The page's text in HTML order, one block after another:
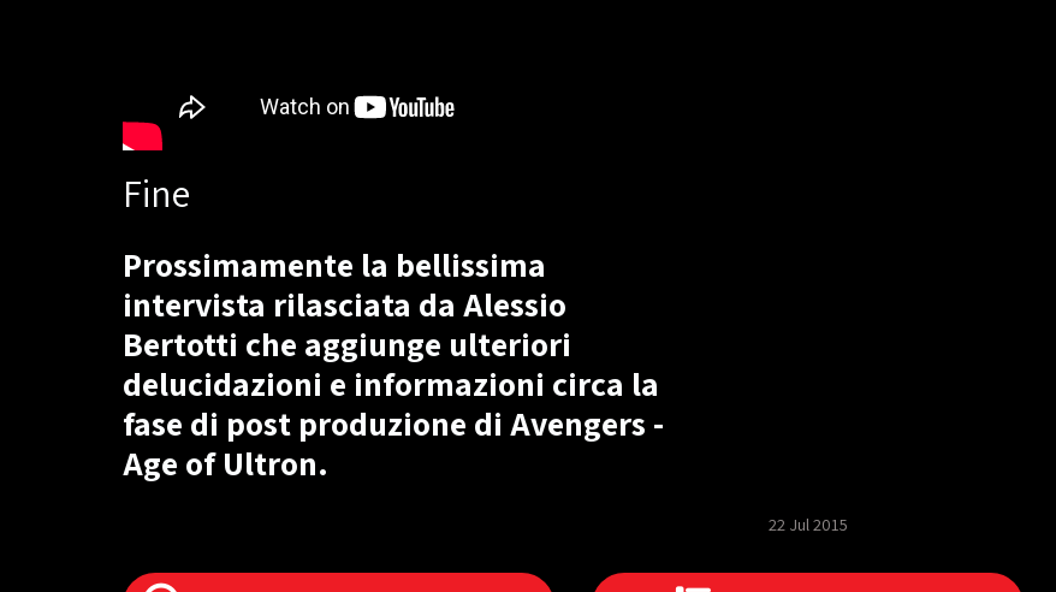
Fine
Prossimamente la bellissima
intervista rilasciata da Alessio
Bertotti che aggiunge ulteriori
delucidazioni e informazioni circa la
fase di post produzione di Avengers -
Age of Ultron.
22 Jul 2015